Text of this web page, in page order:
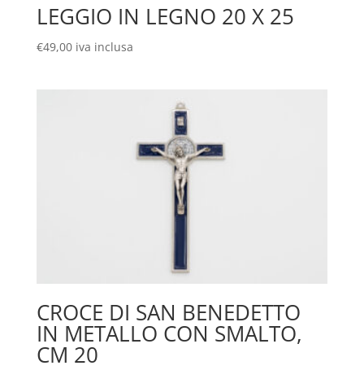
LEGGIO IN LEGNO 20 X 25
€49,00 iva inclusa
CROCE DI SAN BENEDETTO
IN METALLO CON SMALTO,
CM 20